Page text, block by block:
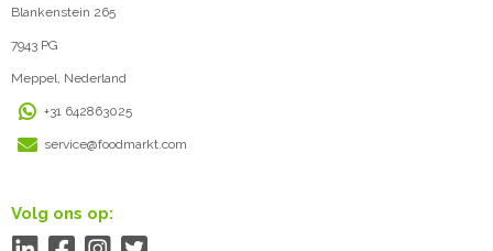
Blankenstein 265
7943 PG
Meppel, Nederland
+31 642863025
service@foodmarkt.com
Volg ons op: